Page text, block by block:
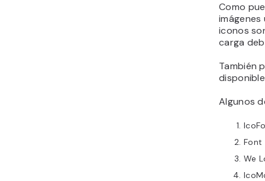
Como
iconos
carga
También
Algunos
Font
We